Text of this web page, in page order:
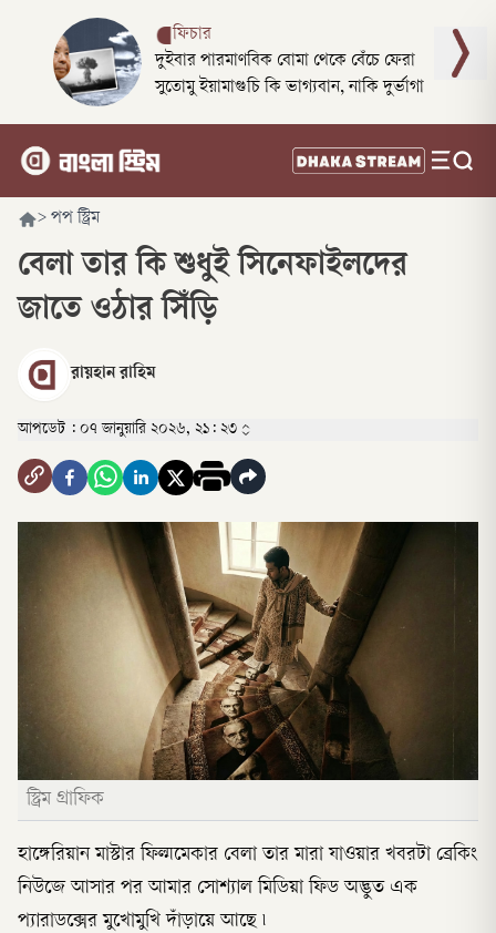
ফিচার
দুইবার পারমাণবিক বোমা থেকে বেঁচে ফেরা
সুতোমু ইয়ামাগুচি কি ভাগ্যবান, নাকি দুর্ভাগা
> পপ স্ট্রিম
বেলা তার কি শুধুই সিনেফাইলদের
জাতে ওঠার সিঁড়ি
রায়হান রাহিম
আপডেট : ০৭ জানুয়ারি ২০২৬, ২১: ২৩
স্ট্রিম গ্রাফিক
হাঙ্গেরিয়ান মাস্টার ফিল্মমেকার বেলা তার মারা যাওয়ার খবরটা ব্রেকিং
নিউজে আসার পর আমার সোশ্যাল মিডিয়া ফিড অদ্ভুত এক
প্যারাডক্সের মুখোমুখি দাঁড়ায়ে আছে ৷